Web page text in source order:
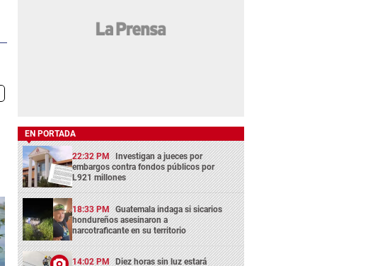
EN PORTADA
22:32 PM Investigan a jueces por
embargos contra fondos públicos por
L921 millones
18:33 PM Guatemala indaga si sicarios
hondureños asesinaron a
narcotraficante en su territorio
14:02 PM Diez horas sin luz estará